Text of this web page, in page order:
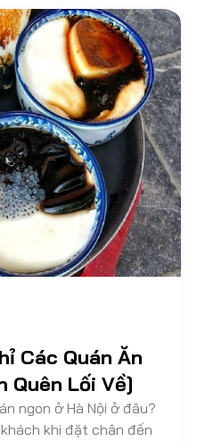
Các Quán Ăn
Quên Lối Về]
ngon ở Hà Nội ở đâu?
khi đặt chân đến